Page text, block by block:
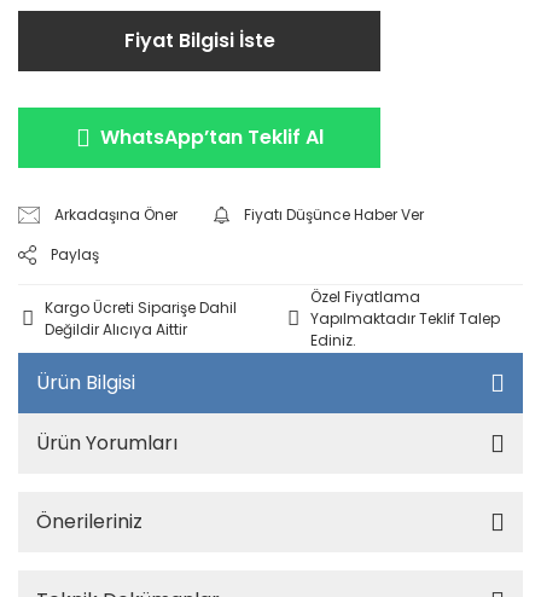
Fiyat Bilgisi İste
WhatsApp’tan Teklif Al
Arkadaşına Öner
Fiyatı Düşünce Haber Ver
Paylaş
Kargo Ücreti Siparişe Dahil
Değildir Alıcıya Aittir
Özel Fiyatlama
Yapılmaktadır Teklif Talep
Ediniz.
Ürün Bilgisi
Ürün Yorumları
Önerileriniz